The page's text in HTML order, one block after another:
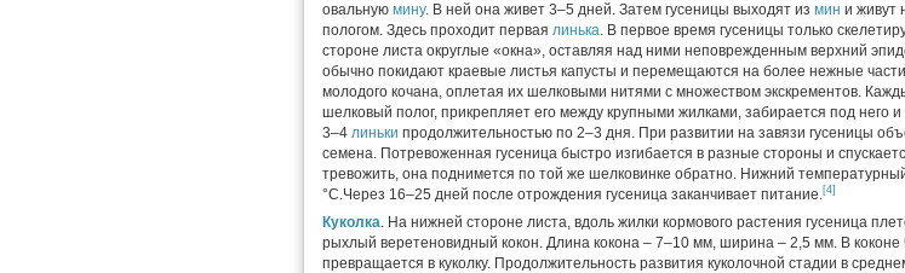
овальную мину. В ней она живет 3–5 дней. Затем гусеницы выходят из мин и живут
пологом. Здесь проходит первая линька. В первое время гусеницы только
стороне листа округлые «окна», оставляя над ними неповрежденным верхний
обычно покидают краевые листья капусты и перемещаются на более нежные
молодого кочана, оплетая их шелковыми нитями с множеством экскрементов.
шелковый полог, прикрепляет его между крупными жилками, забирается под него и
3–4 линьки продолжительностью по 2–3 дня. При развитии на завязи гусеницы
семена. Потревоженная гусеница быстро изгибается в разные стороны и
тревожить, она поднимется по той же шелковинке обратно. Нижний
°C.Через 16–25 дней после отрождения гусеница заканчивает питание.[4]
Куколка. На нижней стороне листа, вдоль жилки кормового растения гусеница
рыхлый веретеновидный кокон. Длина кокона – 7–10 мм, ширина – 2,5 мм. В коконе
превращается в куколку. Продолжительность развития куколочной стадии в